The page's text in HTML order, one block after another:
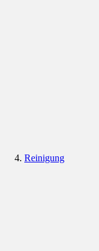
Reinigung